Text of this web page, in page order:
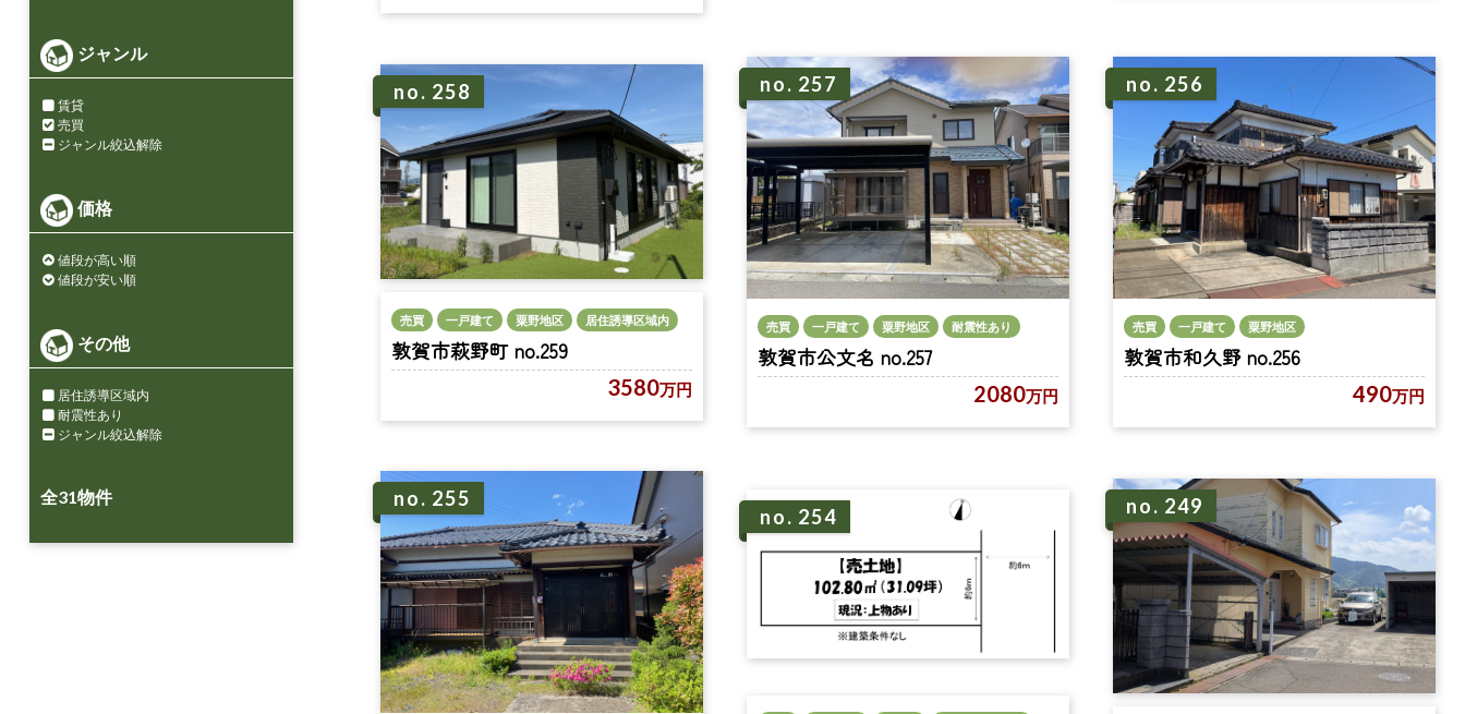
ジャンル
賃貸
売買
ジャンル絞込解除
価格
値段が高い順
値段が安い順
その他
居住誘導区域内
耐震性あり
ジャンル絞込解除
全31物件
no. 258
売買 一戸建て 粟野地区 居住誘導区域内
敦賀市萩野町 no.259
3580万円
no. 257
売買 一戸建て 粟野地区 耐震性あり
敦賀市公文名 no.257
2080万円
no. 256
売買 一戸建て 粟野地区
敦賀市和久野 no.256
490万円
no. 255
no. 254 no. 249